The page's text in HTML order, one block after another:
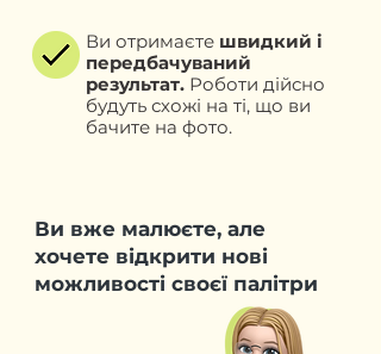
Ви отримаєте швидкий і
передбачуваний
результат. Роботи дійсно
будуть схожі на ті, що ви
бачите на фото.
Ви вже малюєте, але
хочете відкрити нові
можливості своєї палітри